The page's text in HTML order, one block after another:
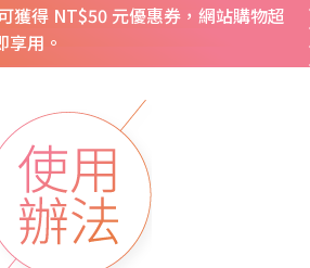
獲得 NT$50 元優惠券，網站購物超
用。